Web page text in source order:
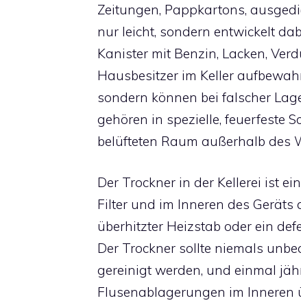
Zeitungen, Pappkartons,
nur leicht, sondern entwickelt
Kanister mit Benzin, Lacken,
Hausbesitzer im Keller
sondern können bei falscher
gehören in spezielle, feuerfeste
belüfteten Raum außerhalb des
Der Trockner in der Kellerei ist
Filter und im Inneren des
überhitzter Heizstab oder ein
Der Trockner sollte niemals
gereinigt werden, und einmal
Flusenablagerungen im Inneren